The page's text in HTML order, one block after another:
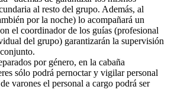
al resto del grupo. Además, al
por la noche) lo acompañará un
el coordinador de los guías (profesional
del grupo) garantizarán la supervisión
por género, en la cabaña
sólo podrá pernoctar y vigilar personal
varones el personal a cargo podrá ser